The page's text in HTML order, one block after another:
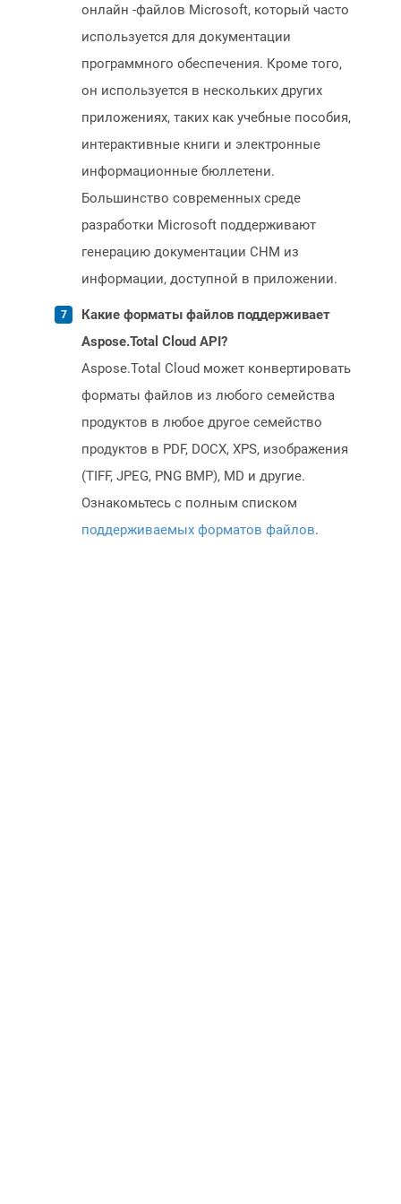
онлайн -файлов Microsoft, который часто
используется для документации
программного обеспечения. Кроме того,
он используется в нескольких других
приложениях, таких как учебные пособия,
интерактивные книги и электронные
информационные бюллетени.
Большинство современных среде
разработки Microsoft поддерживают
генерацию документации CHM из
информации, доступной в приложении.
Какие форматы файлов поддерживает
Aspose.Total Cloud API?
Aspose.Total Cloud может конвертировать
форматы файлов из любого семейства
продуктов в любое другое семейство
продуктов в PDF, DOCX, XPS, изображения
(TIFF, JPEG, PNG BMP), MD и другие.
Ознакомьтесь с полным списком
поддерживаемых форматов файлов.